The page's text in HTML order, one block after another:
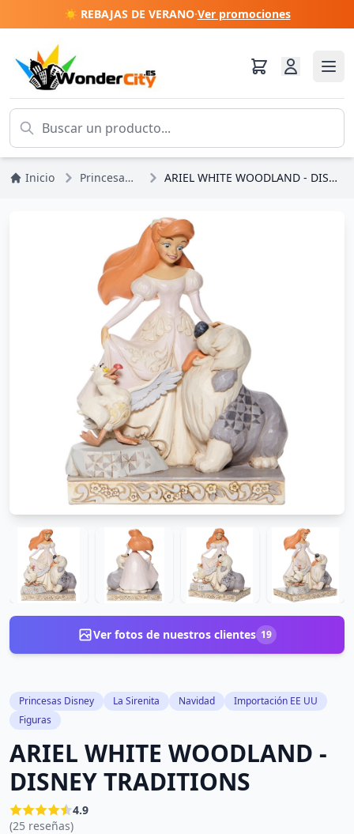
☀️ REBAJAS DE VERANO·Ver promociones
Inicio Princesas Disney ARIEL WHITE WOODLAND - DISNEY TRADITIONS
Ver fotos de nuestros clientes 19
Princesas Disney La Sirenita Navidad
Importación EE UU
Figuras
ARIEL WHITE WOODLAND -
DISNEY TRADITIONS
4.9
(25 reseñas)